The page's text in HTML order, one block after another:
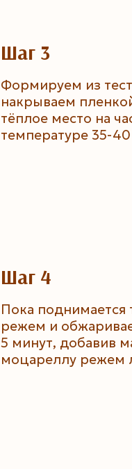
Шаг 3
Формируем из
накрываем
тёплое место на
температуре 35-
Шаг 4
Пока поднимается
режем и
5 минут, добавив
моцареллу режем